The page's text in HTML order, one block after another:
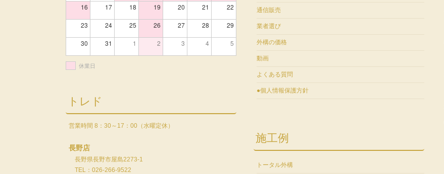
16 17 18 19 20 21 22
23 24 25 26 27 28 29
30 31 1 2 3 4 5
休業日
トレド
営業時間 8：30～17：00（水曜定休）
長野店
長野県長野市屋島2273-1
TEL：026-266-9522
通信販売
業者選び
外構の価格
動画
よくある質問
●個人情報保護方針
施工例
トータル外構